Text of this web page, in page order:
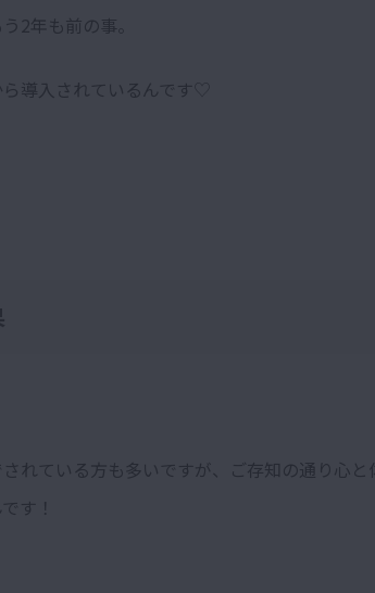
2年も前の事。
導入されているんです♡
れている方も多いですが、ご存知の通り心
す！